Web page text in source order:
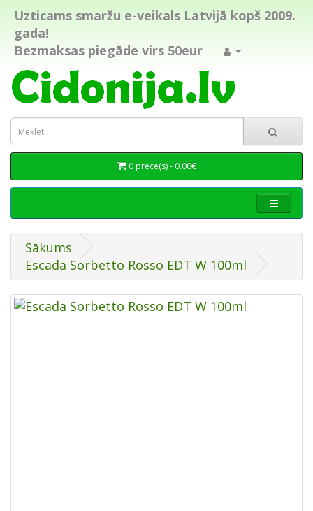
Uzticams smaržu e-veikals Latvijā kopš 2009.
gada!
Bezmaksas piegāde virs 50eur
0 prece(s) - 0.00€
Sākums
Escada Sorbetto Rosso EDT W 100ml